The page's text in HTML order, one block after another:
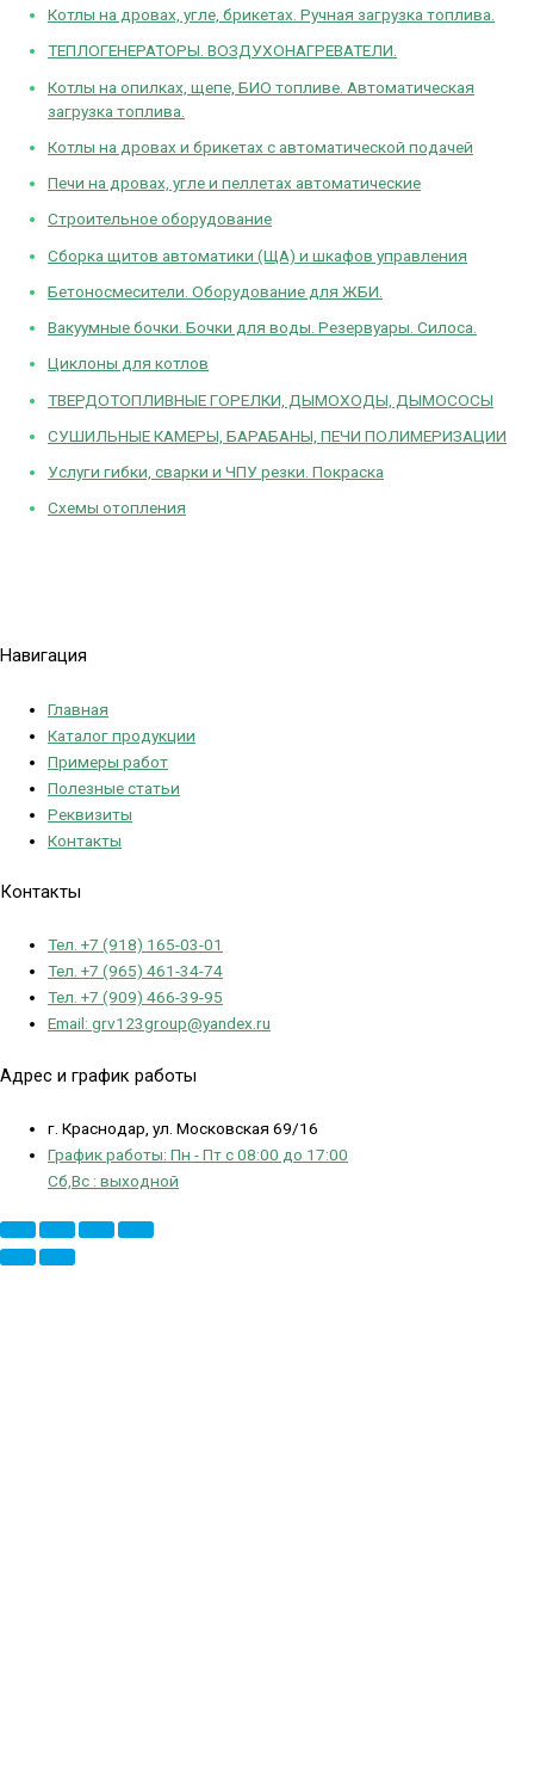
Котлы на дровах, угле, брикетах. Ручная загрузка топлива.
ТЕПЛОГЕНЕРАТОРЫ. ВОЗДУХОНАГРЕВАТЕЛИ.
Котлы на опилках, щепе, БИО топливе. Автоматическая
загрузка топлива.
Котлы на дровах и брикетах с автоматической подачей
Печи на дровах, угле и пеллетах автоматические
Строительное оборудование
Сборка щитов автоматики (ЩА) и шкафов управления
Бетоносмесители. Оборудование для ЖБИ.
Вакуумные бочки. Бочки для воды. Резервуары. Силоса.
Циклоны для котлов
ТВЕРДОТОПЛИВНЫЕ ГОРЕЛКИ, ДЫМОХОДЫ, ДЫМОСОСЫ
СУШИЛЬНЫЕ КАМЕРЫ, БАРАБАНЫ, ПЕЧИ ПОЛИМЕРИЗАЦИИ
Услуги гибки, сварки и ЧПУ резки. Покраска
Схемы отопления
Навигация
Главная
Каталог продукции
Примеры работ
Полезные статьи
Реквизиты
Контакты
Контакты
Тел. +7 (918) 165-03-01
Тел. +7 (965) 461-34-74
Тел. +7 (909) 466-39-95
Email: grv123group@yandex.ru
Адрес и график работы
г. Краснодар, ул. Московская 69/16
График работы: Пн - Пт с 08:00 до 17:00
Сб,Вс : выходной